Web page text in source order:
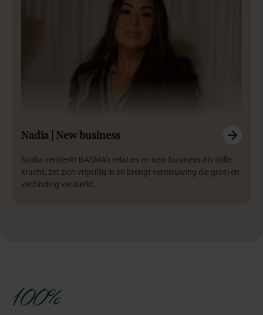
Nadia | New business
Nadia versterkt BASMA’s relaties en new business als stille
kracht, zet zich vrijwillig in en brengt vernieuwing die groei en
verbinding versterkt.
100%